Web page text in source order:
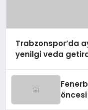
Trabzonspor’da
yenilgi veda